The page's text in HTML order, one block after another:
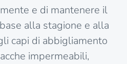
e di mantenere il
alla stagione e alla
capi di abbigliamento
impermeabili,